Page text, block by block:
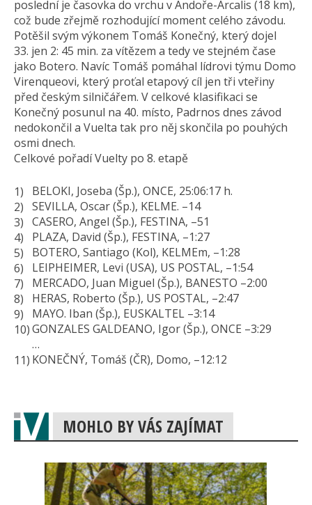
poslední je časovka do vrchu v Andoře-Arcalis (18 km),
což bude zřejmě rozhodující moment celého závodu.
Potěšil svým výkonem Tomáš Konečný, který dojel
33. jen 2: 45 min. za vítězem a tedy ve stejném čase
jako Botero. Navíc Tomáš pomáhal lídrovi týmu Domo
Virenqueovi, který proťal etapový cíl jen tři vteřiny
před českým silničářem. V celkové klasifikaci se
Konečný posunul na 40. místo, Padrnos dnes závod
nedokončil a Vuelta tak pro něj skončila po pouhých
osmi dnech.
Celkové pořadí Vuelty po 8. etapě
BELOKI, Joseba (Šp.), ONCE, 25:06:17 h.
SEVILLA, Oscar (Šp.), KELME. –14
CASERO, Angel (Šp.), FESTINA, –51
PLAZA, David (Šp.), FESTINA, –1:27
BOTERO, Santiago (Kol), KELMEm, –1:28
LEIPHEIMER, Levi (USA), US POSTAL, –1:54
MERCADO, Juan Miguel (Šp.), BANESTO –2:00
HERAS, Roberto (Šp.), US POSTAL, –2:47
MAYO. Iban (Šp.), EUSKALTEL –3:14
GONZALES GALDEANO, Igor (Šp.), ONCE –3:29
…
KONEČNÝ, Tomáš (ČR), Domo, –12:12
MOHLO BY VÁS ZAJÍMAT